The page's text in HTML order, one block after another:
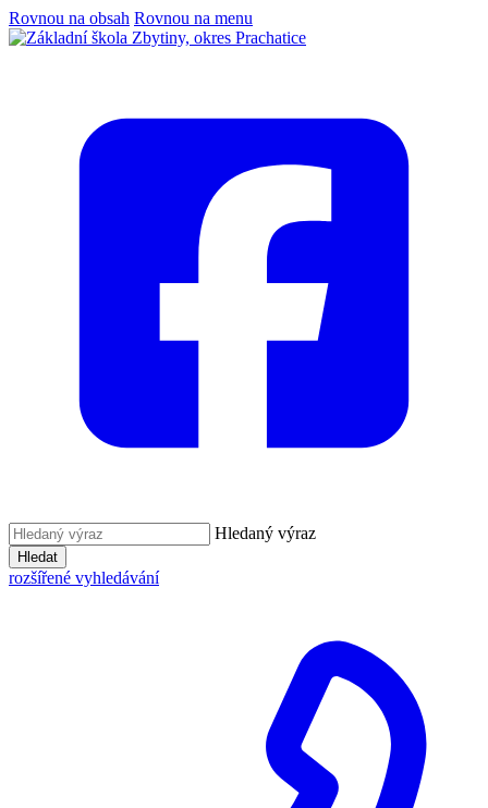
Rovnou na obsah Rovnou na menu
Hledaný výraz
Hledat
rozšířené vyhledávání